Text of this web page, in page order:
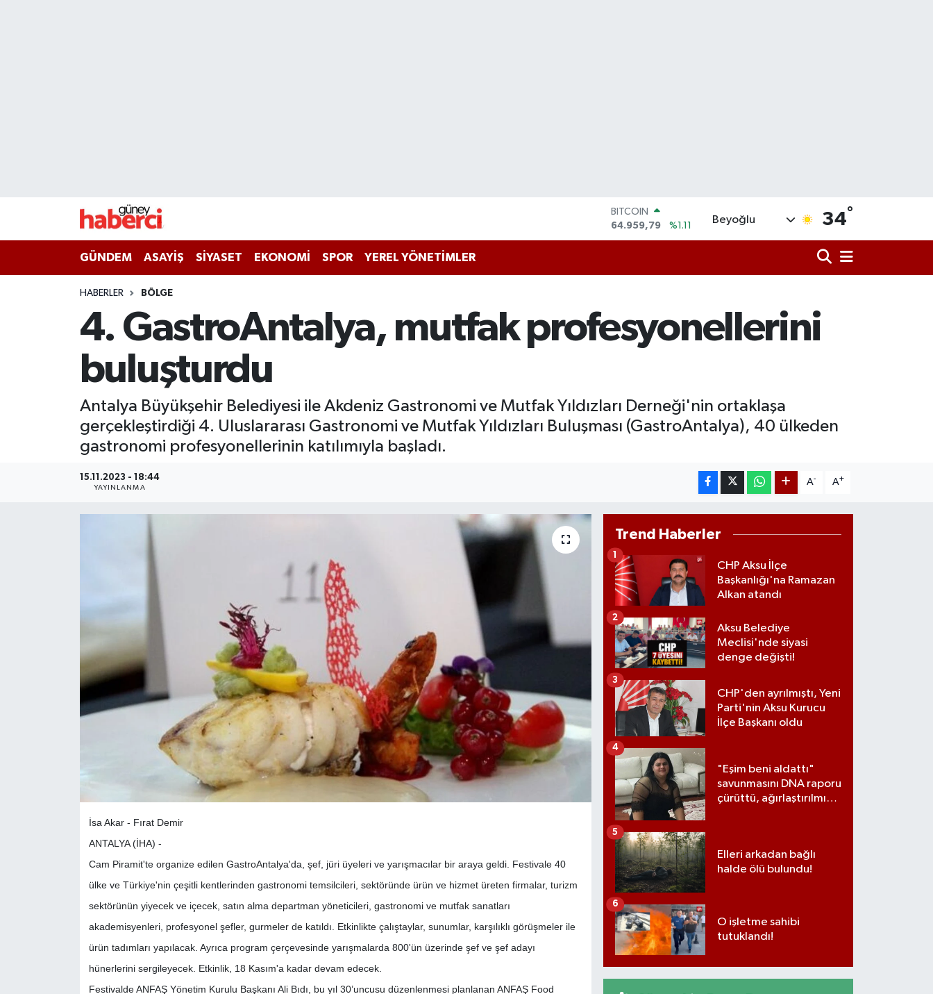
BITCOIN
64.959,79
%1.11
55,2510
%0.32
GRAM ALTIN
6660.55
%0.03
BİST100
Beyoğlu 34°
GÜNDEM ASAYİŞ SİYASET EKONOMİ SPOR YEREL YÖNETİMLER
HABERLER BÖLGE
4. GastroAntalya, mutfak profesyonellerini
buluşturdu
Antalya Büyükşehir Belediyesi ile Akdeniz Gastronomi ve Mutfak Yıldızları Derneği'nin ortaklaşa
gerçekleştirdiği 4. Uluslararası Gastronomi ve Mutfak Yıldızları Buluşması (GastroAntalya), 40 ülkeden
gastronomi profesyonellerinin katılımıyla başladı.
15.11.2023 - 18:44
YAYINLANMA
A- A+
İsa Akar - Fırat Demir
ANTALYA (İHA) -
Cam Piramit'te organize edilen GastroAntalya'da, şef, jüri üyeleri ve yarışmacılar bir araya geldi. Festivale 40
ülke ve Türkiye'nin çeşitli kentlerinden gastronomi temsilcileri, sektöründe ürün ve hizmet üreten firmalar, turizm
sektörünün yiyecek ve içecek, satın alma departman yöneticileri, gastronomi ve mutfak sanatları
akademisyenleri, profesyonel şefler, gurmeler de katıldı. Etkinlikte çalıştaylar, sunumlar, karşılıklı görüşmeler ile
ürün tadımları yapılacak. Ayrıca program çerçevesinde yarışmalarda 800'ün üzerinde şef ve şef adayı
hünerlerini sergileyecek. Etkinlik, 18 Kasım'a kadar devam edecek.
Festivalde ANFAŞ Yönetim Kurulu Başkanı Ali Bıdı, bu yıl 30’uncusu düzenlenmesi planlanan ANFAŞ Food
Trend Haberler
CHP Aksu İlçe
Başkanlığı'na Ramazan
Alkan atandı
1
Aksu Belediye
Meclisi'nde siyasi
denge değişti!
2
CHP'den ayrılmıştı, Yeni
Parti'nin Aksu Kurucu
İlçe Başkanı oldu
3
"Eşim beni aldattı"
savunmasını DNA raporu
çürüttü, ağırlaştırılmış
4
Elleri arkadan bağlı
halde ölü bulundu!
5
O işletme sahibi
tutuklandı!
6
Haber Arşivi